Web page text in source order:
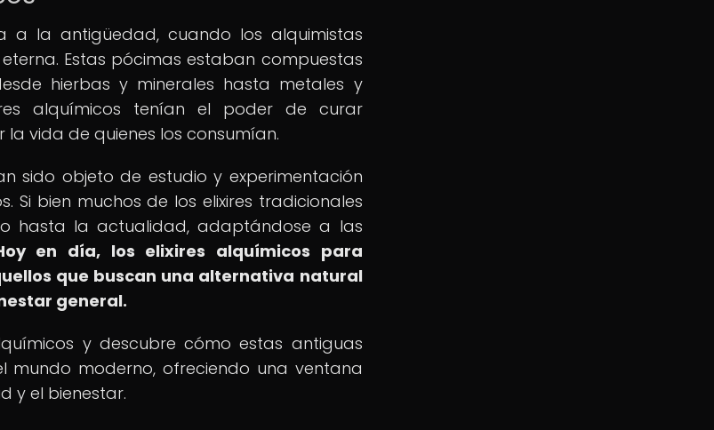
a la antigüedad, cuando los alquimistas
Estas pócimas estaban compuestas
hierbas y minerales hasta metales y
alquímicos tenían el poder de curar
vida de quienes los consumían.
sido objeto de estudio y experimentación
Si bien muchos de los elixires tradicionales
hasta la actualidad, adaptándose a las
en día, los elixires alquímicos para
que buscan una alternativa natural
general.
y descubre cómo estas antiguas
mundo moderno, ofreciendo una ventana
y el bienestar.